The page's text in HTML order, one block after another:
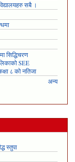
सबै ।
सिद्धिचरण
SEE
८ को नतिजा
अन्य
स्तुपा